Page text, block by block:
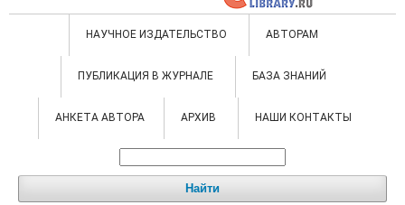
НАУЧНОЕ ИЗДАТЕЛЬСТВО АВТОРАМ
ПУБЛИКАЦИЯ В ЖУРНАЛЕ БАЗА ЗНАНИЙ
АНКЕТА АВТОРА АРХИВ НАШИ КОНТАКТЫ
Найти